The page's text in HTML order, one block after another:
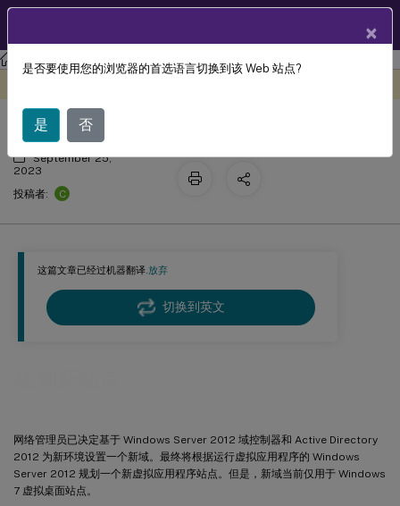
Profile Management Profile Management 2305
这篇文章已经过机器翻译.放弃
切换到英文
网络管理员已决定基于 Windows Server 2012 域控制器和 Active Directory
2012 为新环境设置一个新域。最终将根据运行虚拟应用程序的 Windows
Server 2012 规划一个新虚拟应用程序站点。但是，新域当前仅用于 Windows
7 虚拟桌面站点。
规划新站点
September 25,
2023
投稿者:
C
×
是否要使用您的浏览器的首选语言切换到该 Web 站点?
是 否